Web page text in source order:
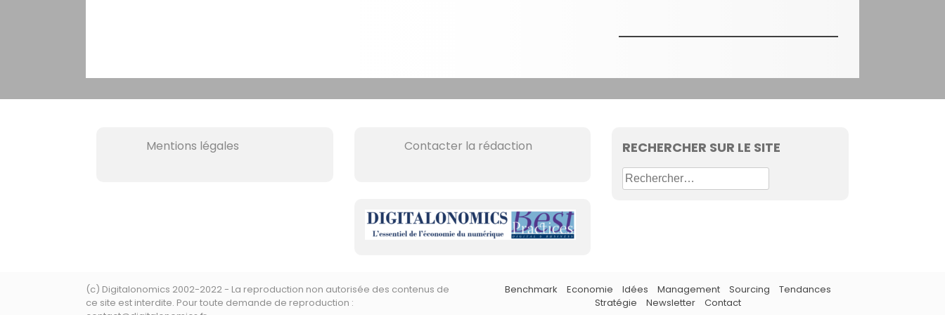
Mentions légales Contacter la rédaction RECHERCHER SUR LE SITE
R
e
h
e
(c) Digitalonomics 2002-2022 - La reproduction non autorisée des contenus de
ce site est interdite. Pour toute demande de reproduction :
Benchmark Economie Idées Management Sourcing
Tendances
Stratégie
Newsletter Contact